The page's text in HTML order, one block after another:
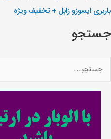
باربری ایسوزو زابل + تخفیف ویژه
جستجو